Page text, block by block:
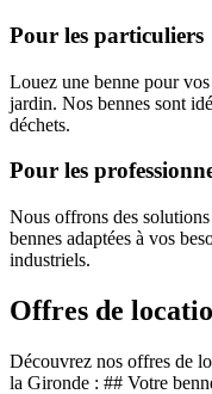
Pour les particuliers
Louez une benne pour
jardin. Nos bennes sont
déchets.
Pour les
Nous offrons des
bennes adaptées à vos
industriels.
Offres de
Découvrez nos offres de
la Gironde : ## Votre